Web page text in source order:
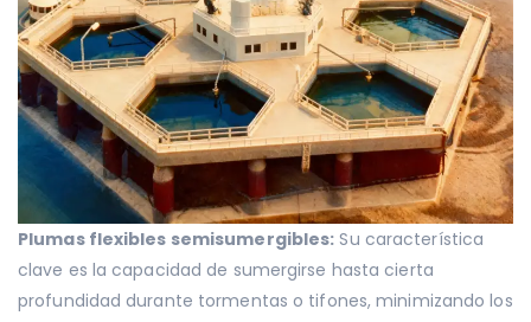
Plumas flexibles semisumergibles: Su característica
clave es la capacidad de sumergirse hasta cierta
profundidad durante tormentas o tifones, minimizando los